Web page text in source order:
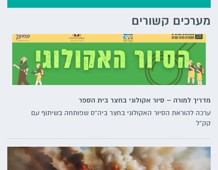
מערכים קשורים
מדריך למורה – סיור אקולוגי בחצר בית הספר
ערכה להוראת הסיור האקולוגי בחצר ביה"ס שפותחה בשיתוף עם
קק"ל